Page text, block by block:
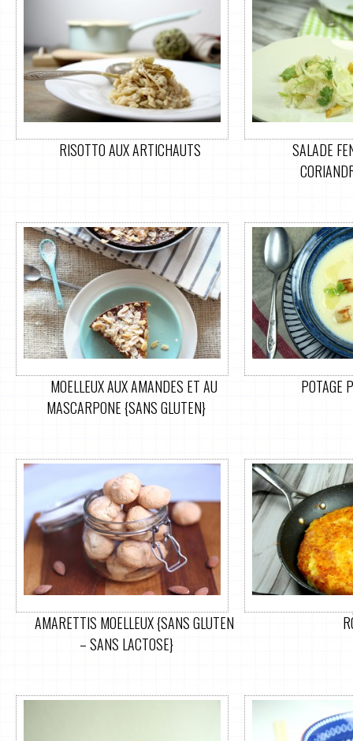
RISOTTO AUX ARTICHAUTS
SALADE
MOELLEUX AUX AMANDES ET AU
MASCARPONE {SANS GLUTEN}
POTAGE
AMARETTIS MOELLEUX {SANS GLUTEN
– SANS LACTOSE}